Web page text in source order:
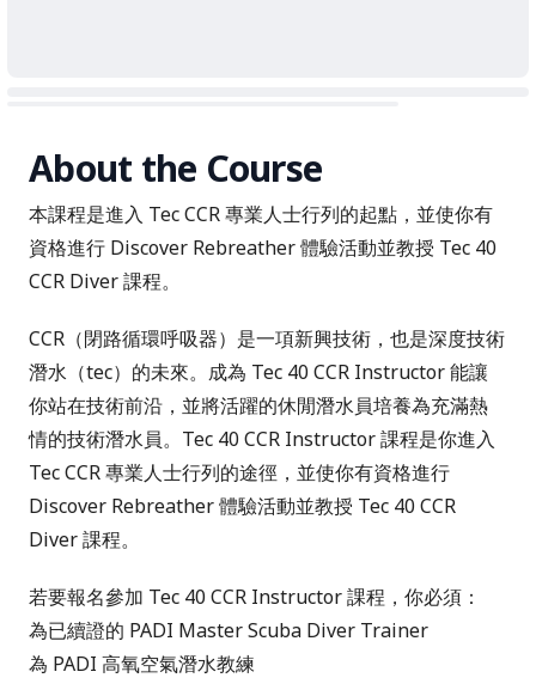
About the Course
本課程是進入 Tec CCR 專業人士行列的起點，並使你有
資格進行 Discover Rebreather 體驗活動並教授 Tec 40
CCR Diver 課程。
CCR（閉路循環呼吸器）是一項新興技術，也是深度技術
潛水（tec）的未來。成為 Tec 40 CCR Instructor 能讓
你站在技術前沿，並將活躍的休閒潛水員培養為充滿熱
情的技術潛水員。Tec 40 CCR Instructor 課程是你進入
Tec CCR 專業人士行列的途徑，並使你有資格進行
Discover Rebreather 體驗活動並教授 Tec 40 CCR
Diver 課程。
若要報名參加 Tec 40 CCR Instructor 課程，你必須：
為已續證的 PADI Master Scuba Diver Trainer
為 PADI 高氧空氣潛水教練